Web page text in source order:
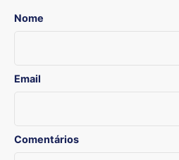
Nome
Email
Comentários